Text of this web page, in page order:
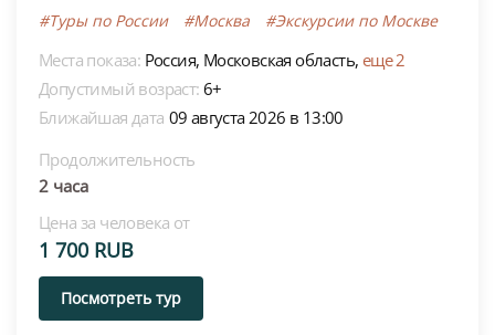
#Туры по России #Москва #Экскурсии по Москве
Места показа: Россия, Московская область, еще 2
Допустимый возраст: 6+
Ближайшая дата 09 августа 2026 в 13:00
Продолжительность
2 часа
Цена за человека от
1 700 RUB
Посмотреть тур